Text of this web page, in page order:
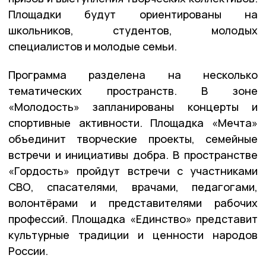
Площадки будут ориентированы на
школьников, студентов, молодых
специалистов и молодые семьи.
Программа разделена на несколько
тематических пространств. В зоне
«Молодость» запланированы концерты и
спортивные активности. Площадка «Мечта»
объединит творческие проекты, семейные
встречи и инициативы добра. В пространстве
«Гордость» пройдут встречи с участниками
СВО, спасателями, врачами, педагогами,
волонтёрами и представителями рабочих
профессий. Площадка «Единство» представит
культурные традиции и ценности народов
России.